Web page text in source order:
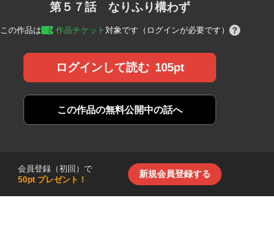
第５７話 なりふり構わず
この作品は 作品チケット 対象です（ログインが必要です）
ログインして読む 105pt
この作品の無料公開中の話へ
会員登録（初回）で
50pt プレゼント！
新規会員登録する